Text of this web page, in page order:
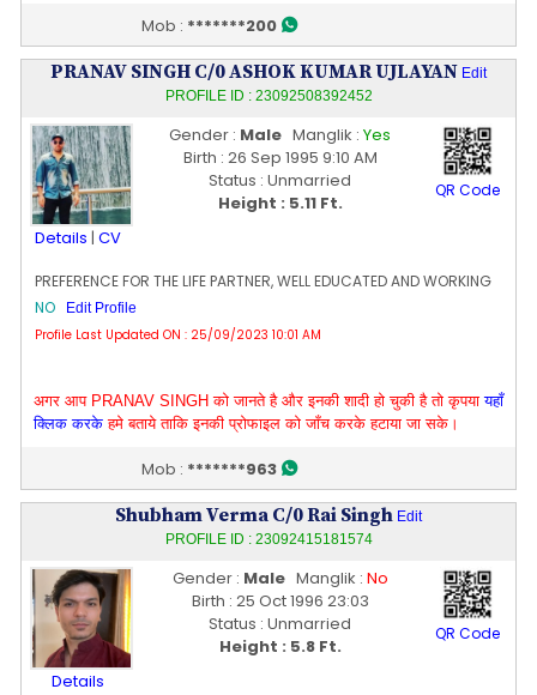
Mob : *******200
PRANAV SINGH C/0 ASHOK KUMAR UJLAYAN Edit
PROFILE ID : 23092508392452
Details | CV
Gender : Male Manglik : Yes
Birth : 26 Sep 1995 9:10 AM
Status : Unmarried
Height : 5.11 Ft.
QR Code
PREFERENCE FOR THE LIFE PARTNER, WELL EDUCATED AND WORKING
NO
Edit Profile
Profile Last Updated ON : 25/09/2023 10:01 AM
अगर आप PRANAV SINGH को जानते है और इनकी शादी हो चुकी है तो कृपयायहाँ
क्लिक करकेहमे बताये ताकि इनकी प्रोफाइल को जाँच करके हटाया जा सके।
Mob : *******963
Shubham Verma C/0 Rai Singh Edit
PROFILE ID : 23092415181574
Details
Gender : MaleManglik : No
Birth : 25 Oct 1996 23:03
Status : Unmarried
Height : 5.8 Ft.
QR Code